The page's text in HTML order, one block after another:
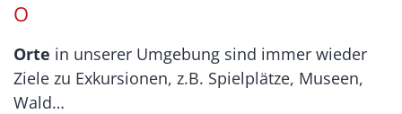
O
Orte in unserer Umgebung sind immer wieder
Ziele zu Exkursionen, z.B. Spielplätze, Museen,
Wald…